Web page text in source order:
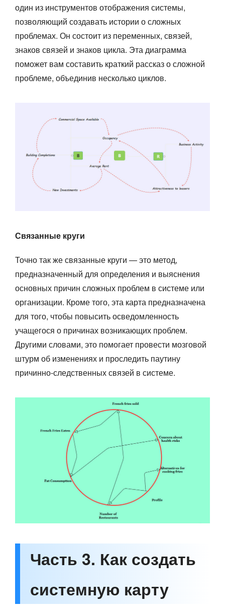
один из инструментов отображения системы,
позволяющий создавать истории о сложных
проблемах. Он состоит из переменных, связей,
знаков связей и знаков цикла. Эта диаграмма
поможет вам составить краткий рассказ о сложной
проблеме, объединив несколько циклов.
Связанные круги
Точно так же связанные круги — это метод,
предназначенный для определения и выяснения
основных причин сложных проблем в системе или
организации. Кроме того, эта карта предназначена
для того, чтобы повысить осведомленность
учащегося о причинах возникающих проблем.
Другими словами, это помогает провести мозговой
штурм об изменениях и проследить паутину
причинно-следственных связей в системе.
Часть 3. Как создать
системную карту